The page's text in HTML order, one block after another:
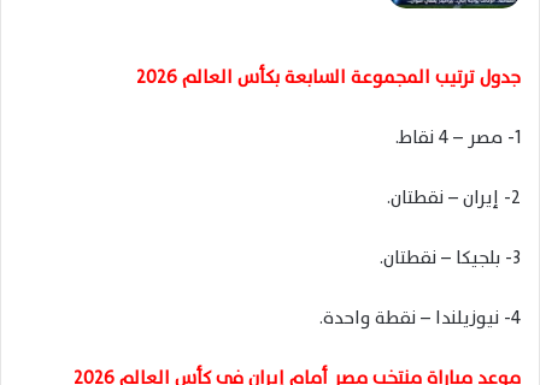
جدول ترتيب المجموعة السابعة بكأس العالم 2026
1- مصر – 4 نقاط.
2- إيران – نقطتان.
3- بلجيكا – نقطتان.
4- نيوزيلندا – نقطة واحدة.
موعد مباراة منتخب مصر أمام إيران في كأس العالم 2026